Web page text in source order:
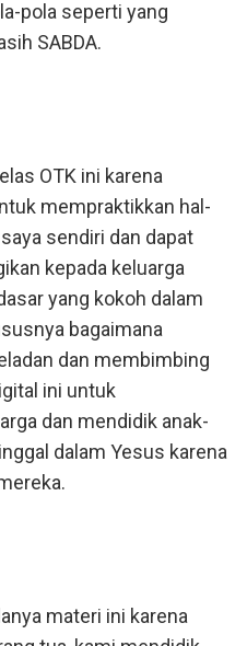
pola seperti yang
SABDA.
OTK ini karena
mempraktikkan hal-
sendiri dan dapat
kepada keluarga
yang kokoh dalam
bagaimana
dan membimbing
ini untuk
dan mendidik anak-
dalam Yesus karena
materi ini karena